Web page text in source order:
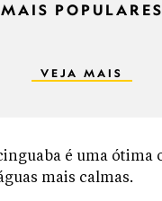
MAIS POPULARES
VEJA MAIS